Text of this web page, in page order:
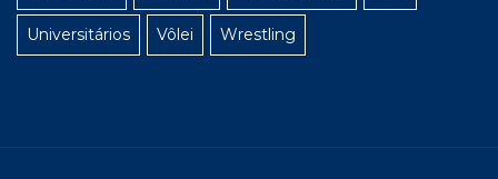
Universitários Vôlei Wrestling